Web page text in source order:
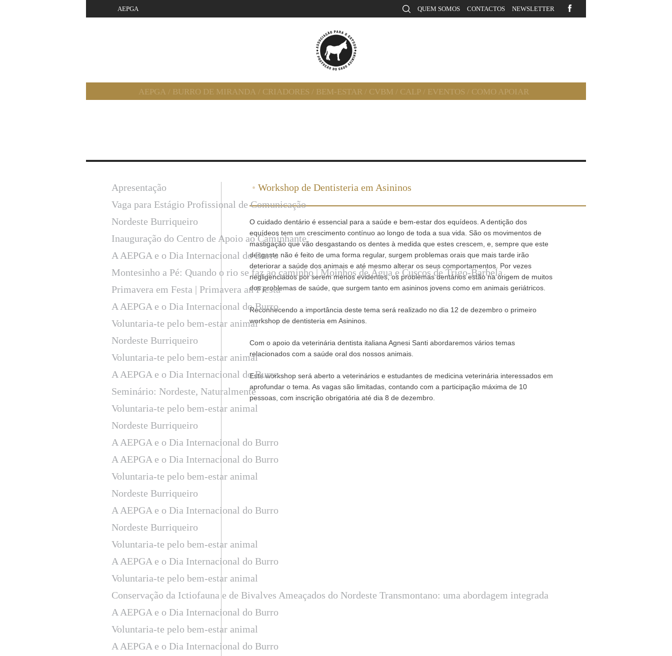
AEPGA QUEM SOMOS CONTACTOS NEWSLETTER
AEPGA / BURRO DE MIRANDA / CRIADORES / BEM-ESTAR / CVBM / CALP/ EVENTOS / COMO APOIAR
• Workshop de Dentisteria em Asininos
O cuidado dentário é essencial para a saúde e bem-estar dos equídeos. A dentição dos
equídeos tem um crescimento contínuo ao longo de toda a sua vida. São os movimentos de
mastigação que vão desgastando os dentes à medida que estes crescem, e, sempre que este
desgaste não é feito de uma forma regular, surgem problemas orais que mais tarde irão
deteriorar a saúde dos animais e até mesmo alterar os seus comportamentos. Por vezes
negligenciados por serem menos evidentes, os problemas dentários estão na origem de muitos
dos problemas de saúde, que surgem tanto em asininos jovens como em animais geriátricos.
Reconhecendo a importância deste tema será realizado no dia 12 de dezembro o primeiro
workshop de dentisteria em Asininos.
Com o apoio da veterinária dentista italiana Agnesi Santi abordaremos vários temas
relacionados com a saúde oral dos nossos animais.
Este workshop será aberto a veterinários e estudantes de medicina veterinária interessados em
aprofundar o tema. As vagas são limitadas, contando com a participação máxima de 10
pessoas, com inscrição obrigatória até dia 8 de dezembro.
Apresentação
Vaga para Estágio Profissional de Comunicação
Nordeste Burriqueiro
Inauguração do Centro de Apoio ao Caminhante
A AEPGA e o Dia Internacional do Burro
Montesinho a Pé: Quando o rio se faz ao caminho | Moinhos de Água e Cuscos de Trigo-Barbela
Primavera em Festa | Primavera an Fiesta
A AEPGA e o Dia Internacional do Burro
Voluntaria-te pelo bem-estar animal
Nordeste Burriqueiro
Voluntaria-te pelo bem-estar animal
A AEPGA e o Dia Internacional do Burro
Seminário: Nordeste, Naturalmente
Voluntaria-te pelo bem-estar animal
Nordeste Burriqueiro
A AEPGA e o Dia Internacional do Burro
A AEPGA e o Dia Internacional do Burro
Voluntaria-te pelo bem-estar animal
Nordeste Burriqueiro
A AEPGA e o Dia Internacional do Burro
Nordeste Burriqueiro
Voluntaria-te pelo bem-estar animal
A AEPGA e o Dia Internacional do Burro
Voluntaria-te pelo bem-estar animal
Conservação da Ictiofauna e de Bivalves Ameaçados do Nordeste Transmontano: uma abordagem integrada
A AEPGA e o Dia Internacional do Burro
Voluntaria-te pelo bem-estar animal
A AEPGA e o Dia Internacional do Burro